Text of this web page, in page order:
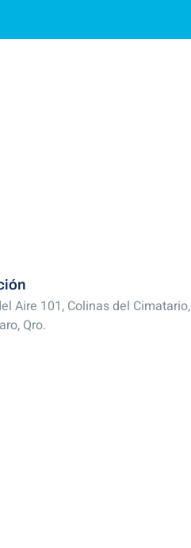
Aire 101, Colinas del Cimatario,
Qro.